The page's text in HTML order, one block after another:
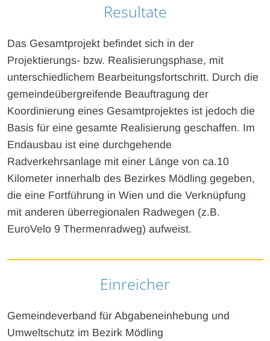
Resultate
Das Gesamtprojekt befindet sich in der
Projektierungs- bzw. Realisierungsphase, mit
unterschiedlichem Bearbeitungsfortschritt. Durch die
gemeindeübergreifende Beauftragung der
Koordinierung eines Gesamtprojektes ist jedoch die
Basis für eine gesamte Realisierung geschaffen. Im
Endausbau ist eine durchgehende
Radverkehrsanlage mit einer Länge von ca.10
Kilometer innerhalb des Bezirkes Mödling gegeben,
die eine Fortführung in Wien und die Verknüpfung
mit anderen überregionalen Radwegen (z.B.
EuroVelo 9 Thermenradweg) aufweist.
Einreicher
Gemeindeverband für Abgabeneinhebung und
Umweltschutz im Bezirk Mödling